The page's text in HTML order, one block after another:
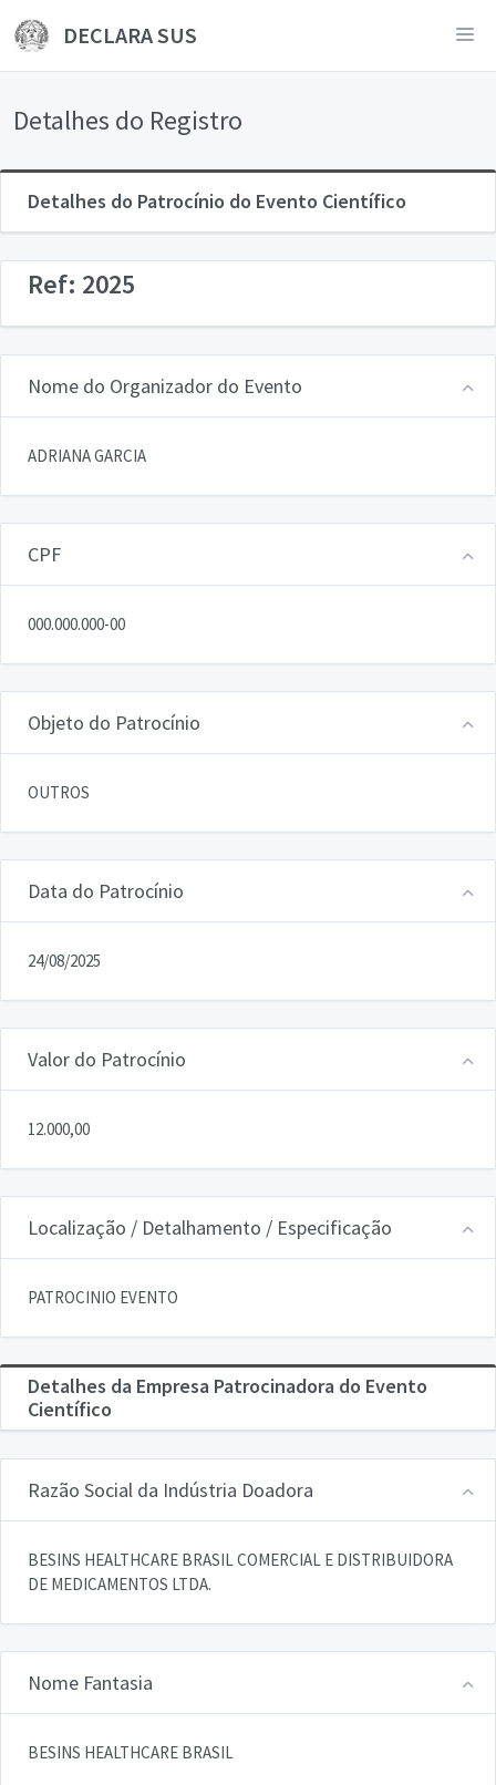
DECLARA SUS
Detalhes do Registro
Detalhes do Patrocínio do Evento Científico
Ref: 2025
Nome do Organizador do Evento
ADRIANA GARCIA
CPF
000.000.000-00
Objeto do Patrocínio
OUTROS
Data do Patrocínio
24/08/2025
Valor do Patrocínio
12.000,00
Localização / Detalhamento / Especificação
PATROCINIO EVENTO
Detalhes da Empresa Patrocinadora do Evento
Científico
Razão Social da Indústria Doadora
BESINS HEALTHCARE BRASIL COMERCIAL E DISTRIBUIDORA
DE MEDICAMENTOS LTDA.
Nome Fantasia
BESINS HEALTHCARE BRASIL